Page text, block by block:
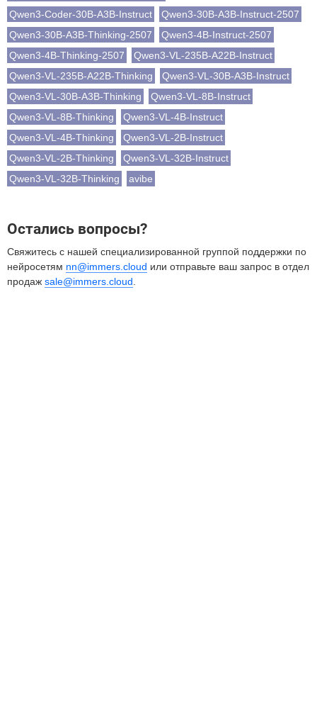
Qwen3-Coder-30B-A3B-Instruct
Qwen3-30B-A3B-Instruct-2507
Qwen3-30B-A3B-Thinking-2507
Qwen3-4B-Instruct-2507
Qwen3-4B-Thinking-2507
Qwen3-VL-235B-A22B-Instruct
Qwen3-VL-235B-A22B-Thinking
Qwen3-VL-30B-A3B-Instruct
Qwen3-VL-30B-A3B-Thinking
Qwen3-VL-8B-Instruct
Qwen3-VL-8B-Thinking
Qwen3-VL-4B-Instruct
Qwen3-VL-4B-Thinking
Qwen3-VL-2B-Instruct
Qwen3-VL-2B-Thinking
Qwen3-VL-32B-Instruct
Qwen3-VL-32B-Thinking
avibe
Остались вопросы?
Свяжитесь с нашей специализированной группой поддержки по
нейросетям nn@immers.cloud или отправьте ваш запрос в отдел
продаж sale@immers.cloud